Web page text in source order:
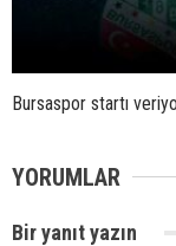
Bursaspor startı
YORUMLAR
Bir yanıt yazın